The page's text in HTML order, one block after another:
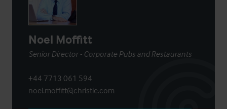
Noel Moffitt
Senior Director - Corporate Pubs and Restaurants
+44 7713 061 594
noel.moffitt@christie.com